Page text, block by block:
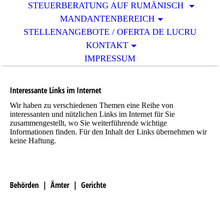
STEUERBERATUNG AUF RUMÄNISCH
MANDANTENBEREICH
STELLENANGEBOTE / OFERTA DE LUCRU
KONTAKT
IMPRESSUM
Interessante Links im Internet
Wir haben zu verschiedenen Themen eine Reihe von
interessanten und nützlichen Links im Internet für Sie
zusammengestellt, wo Sie weiterführende wichtige
Informationen finden. Für den Inhalt der Links übernehmen wir
keine Haftung.
Behörden | Ämter | Gerichte